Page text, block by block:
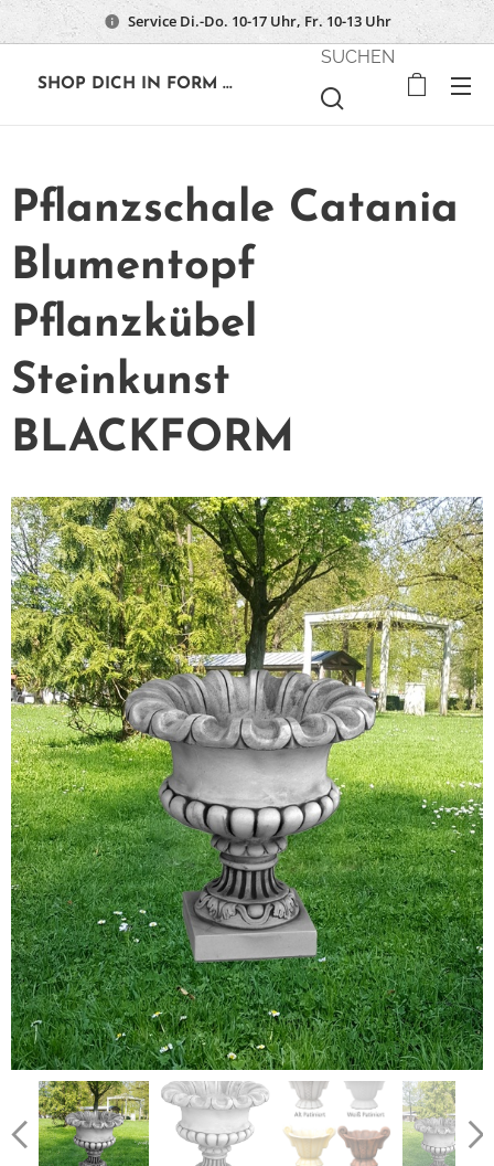
Service Di.-Do. 10-17 Uhr, Fr. 10-13 Uhr
SHOP DICH IN FORM ...
SUCHEN
Pflanzschale Catania
Blumentopf
Pflanzkübel
Steinkunst
BLACKFORM